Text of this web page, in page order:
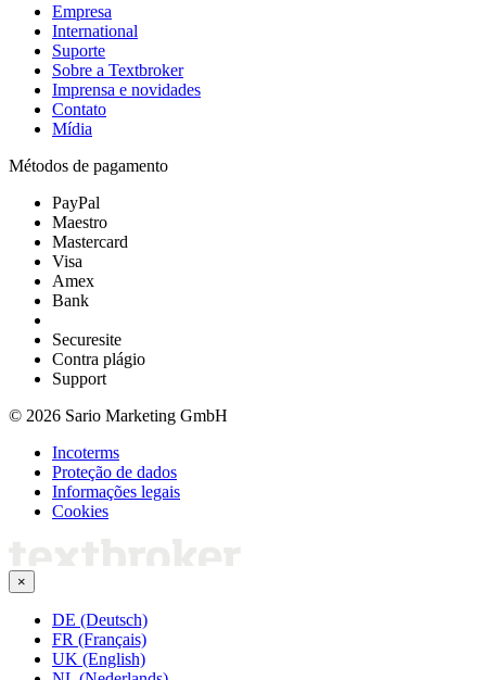
Empresa
International
Suporte
Sobre a Textbroker
Imprensa e novidades
Contato
Mídia
Métodos de pagamento
PayPal
Maestro
Mastercard
Visa
Amex
Bank
Securesite
Contra plágio
Support
© 2026 Sario Marketing GmbH
Incoterms
Proteção de dados
Informações legais
Cookies
×
DE (Deutsch)
FR (Français)
UK (English)